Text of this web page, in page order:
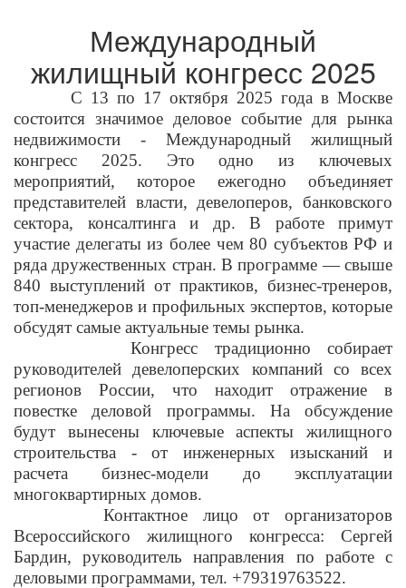
Международный
жилищный конгресс 2025
С 13 по 17 октября 2025 года в Москве
состоится значимое деловое событие для рынка
недвижимости - Международный жилищный
конгресс 2025. Это одно из ключевых
мероприятий, которое ежегодно объединяет
представителей власти, девелоперов, банковского
сектора, консалтинга и др. В работе примут
участие делегаты из более чем 80 субъектов РФ и
ряда дружественных стран. В программе — свыше
840 выступлений от практиков, бизнес-тренеров,
топ-менеджеров и профильных экспертов, которые
обсудят самые актуальные темы рынка.
Конгресс традиционно собирает
руководителей девелоперских компаний со всех
регионов России, что находит отражение в
повестке деловой программы. На обсуждение
будут вынесены ключевые аспекты жилищного
строительства - от инженерных изысканий и
расчета бизнес-модели до эксплуатации
многоквартирных домов.
Контактное лицо от организаторов
Всероссийского жилищного конгресса: Сергей
Бардин, руководитель направления по работе с
деловыми программами, тел. +79319763522.